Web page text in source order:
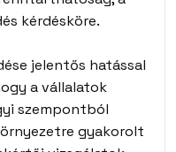
kérdésköre.
jelentős hatással
a vállalatok
szempontból
gyakorolt